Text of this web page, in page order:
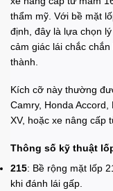
thẩm mỹ. Với bề mặt
định, đây là lựa chọn
cảm giác lái chắc
thành.
Kích cỡ này thường
Camry, Honda
XV, hoặc xe nâng cấp
Thông số kỹ thuật
215: Bề rộng mặt lốp
khi đánh lái gấp.